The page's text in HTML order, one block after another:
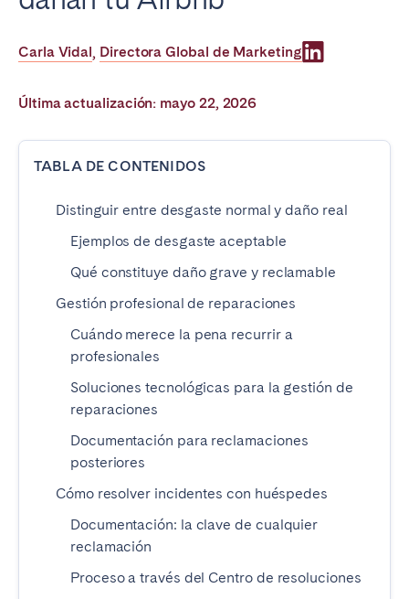
Carla Vidal, Directora Global de Marketing
Última actualización: mayo 22, 2026
TABLA DE CONTENIDOS
Distinguir entre desgaste normal y daño real
Ejemplos de desgaste aceptable
Qué constituye daño grave y reclamable
Gestión profesional de reparaciones
Cuándo merece la pena recurrir a
profesionales
Soluciones tecnológicas para la gestión de
reparaciones
Documentación para reclamaciones
posteriores
Cómo resolver incidentes con huéspedes
Documentación: la clave de cualquier
reclamación
Proceso a través del Centro de resoluciones
Poitiers
Réunion
Strasbourg
Toulouse
Dublin
SAUDI ARABIA
ESPAÑA
Alicante
Benidorm
Bilbao
ANDALUCÍA
Cádiz